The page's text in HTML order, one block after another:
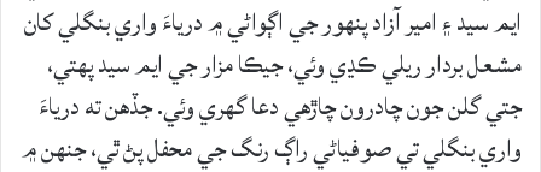
ايم سيد ۽ امير آزاد پنهور جي اڳواڻي ۾ درياءَ واري بنگلي کان
مشعل بردار ريلي ڪڍي وئي، جيڪا مزار جي ايم سيد پھتي،
جتي گلن جون چادرون چاڙهي دعا گھري وئي. جڏهن ته درياءَ
واري بنگلي تي صوفياڻي راڳ رنگ جي محفل پڻ ٿي، جنهن ۾